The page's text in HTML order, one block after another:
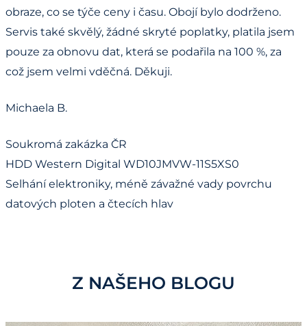
obraze, co se týče ceny i času. Obojí bylo dodrženo.
Servis také skvělý, žádné skryté poplatky, platila jsem
pouze za obnovu dat, která se podařila na 100 %, za
což jsem velmi vděčná. Děkuji.
Michaela B.
Soukromá zakázka ČR
HDD Western Digital WD10JMVW-11S5XS0
Selhání elektroniky, méně závažné vady povrchu
datových ploten a čtecích hlav
Z NAŠEHO BLOGU